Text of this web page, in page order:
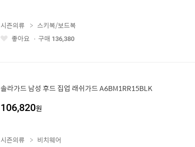
좋
시즌의류
스키복/보드복
좋아요
구매 136,380
솔라가드 남성 후드 집업 래쉬가드 A6BM1RR15BLK
106,820원
시즌의류
비치웨어